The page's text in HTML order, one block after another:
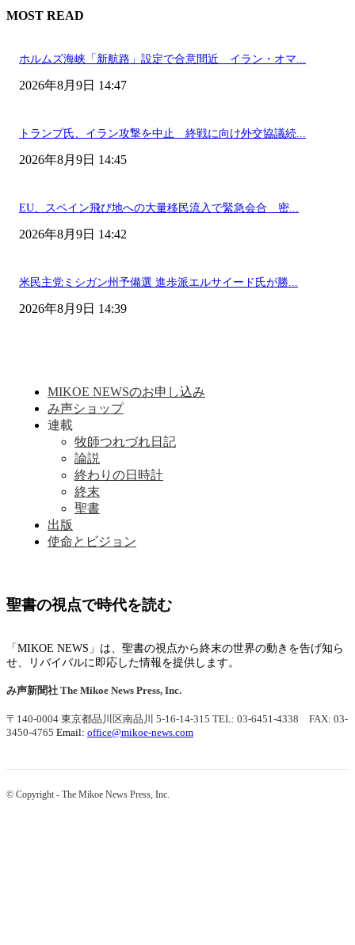
MOST READ
ホルムズ海峡「新航路」設定で合意間近 イラン・オマ...
2026年8月9日 14:47
トランプ氏、イラン攻撃を中止 終戦に向け外交協議続...
2026年8月9日 14:45
EU、スペイン飛び地への大量移民流入で緊急会合 密...
2026年8月9日 14:42
米民主党ミシガン州予備選 進歩派エルサイード氏が勝...
2026年8月9日 14:39
MIKOE NEWSのお申し込み
み声ショップ
連載
牧師つれづれ日記
論説
終わりの日時計
終末
聖書
出版
使命とビジョン
聖書の視点で時代を読む
「MIKOE NEWS」は、聖書の視点から終末の世界の動きを告げ知ら
せ、リバイバルに即応した情報を提供します。
み声新聞社 The Mikoe News Press, Inc.
〒140-0004 東京都品川区南品川 5-16-14-315 TEL: 03-6451-4338 FAX: 03-
3450-4765 Email: office@mikoe-news.com
© Copyright - The Mikoe News Press, Inc.